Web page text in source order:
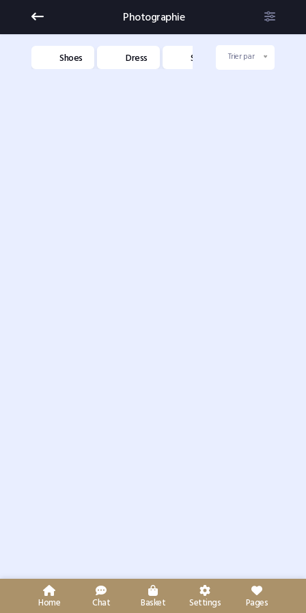
Photographie
Shoes Dress Shoes Dress
Trier par
Home Chat Basket Settings Pages